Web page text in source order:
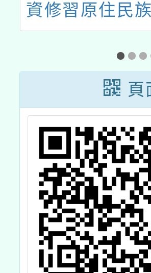
教育及科技中心
112學年度3月
教師增能研習
頁